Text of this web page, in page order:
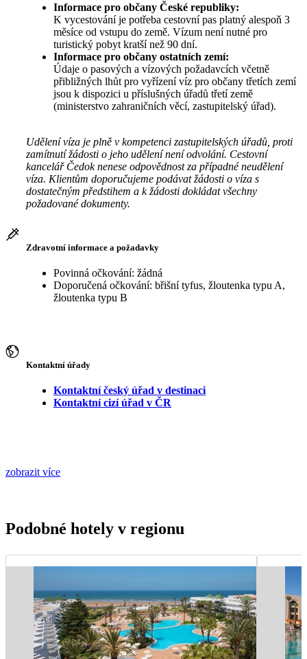
Informace pro občany České republiky:
K vycestování je potřeba cestovní pas platný alespoň 3
měsíce od vstupu do země. Vízum není nutné pro
turistický pobyt kratší než 90 dní.
Informace pro občany ostatních zemí:
Údaje o pasových a vízových požadavcích včetně
přibližných lhůt pro vyřízení víz pro občany třetích zemí
jsou k dispozici u příslušných úřadů třetí země
(ministerstvo zahraničních věcí, zastupitelský úřad).
Udělení víza je plně v kompetenci zastupitelských úřadů, proti
zamítnutí žádosti o jeho udělení není odvolání. Cestovní
kancelář Čedok nenese odpovědnost za případné neudělení
víza. Klientům doporučujeme podávat žádosti o víza s
dostatečným předstihem a k žádosti dokládat všechny
požadované dokumenty.
Zdravotní informace a požadavky
Povinná očkování: žádná
Doporučená očkování: břišní tyfus, žloutenka typu A,
žloutenka typu B
Kontaktní úřady
Kontaktní český úřad v destinaci
Kontaktní cizí úřad v ČR
zobrazit více
Podobné hotely v regionu